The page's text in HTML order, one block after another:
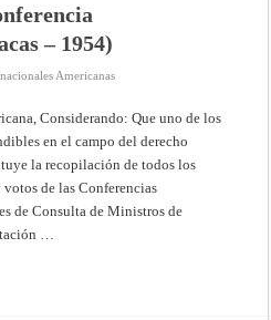
– 1954)
Americanas
Considerando: Que uno de los
en el campo del derecho
la recopilación de todos los
de las Conferencias
de Consulta de Ministros de
…